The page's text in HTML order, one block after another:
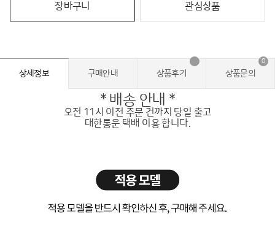
장바구니 관심상품
상세정보 구매안내 상품후기 상품문의
0
* 배송 안내 *
오전 11시 이전 주문 건까지 당일 출고
대한통운 택배 이용 합니다.